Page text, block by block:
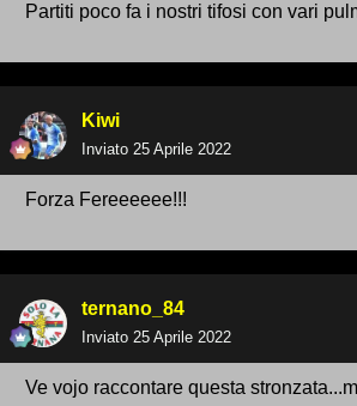
Partiti poco fa i nostri tifosi con vari
Kiwi
Inviato 25 Aprile 2022
Forza Fereeeeee!!!
ternano_84
Inviato 25 Aprile 2022
Ve vojo raccontare questa